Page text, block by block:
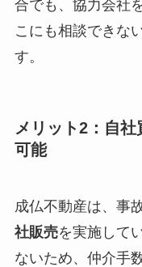
合でも、協力会社
こにも相談できな
す。
メリット2：自
可能
成仏不動産は、事
社販売を実施して
ないため、仲介手